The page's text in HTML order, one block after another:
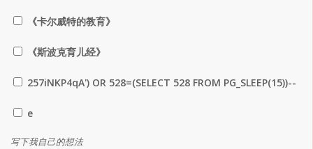
《卡尔威特的教育》
《斯波克育儿经》
257iNKP4qA') OR 528=(SELECT 528 FROM PG_SLEEP(15))--
e
写下我自己的想法